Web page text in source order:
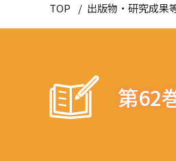
TOP 出版物・研究成果
第62